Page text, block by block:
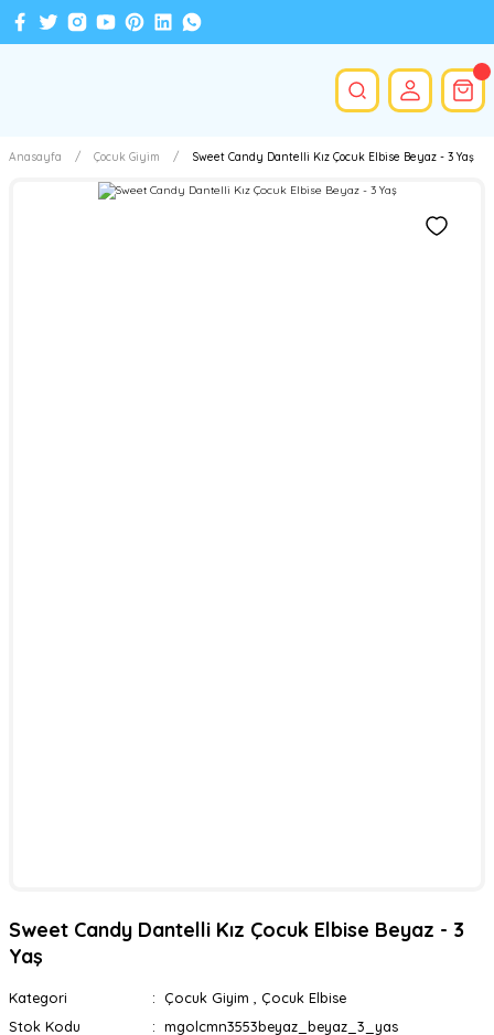
Anasayfa Çocuk Giyim Sweet Candy Dantelli Kız Çocuk Elbise Beyaz - 3 Yaş
Sweet Candy Dantelli Kız Çocuk Elbise Beyaz - 3
Yaş
Kategori Çocuk Giyim
Çocuk Elbise
Stok Kodu
mgolcmn3553beyaz_beyaz_3_yas